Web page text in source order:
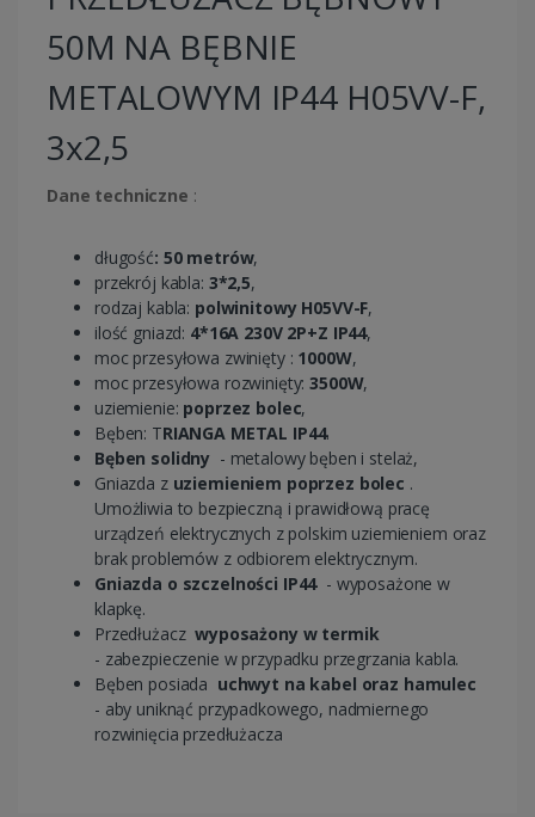
50M NA BĘBNIE
METALOWYM IP44 H05VV-F,
3x2,5
Dane techniczne :
długość: 50 metrów,
przekrój kabla: 3*2,5,
rodzaj kabla: polwinitowy H05VV-F,
ilość gniazd: 4*16A 230V 2P+Z IP44,
moc przesyłowa zwinięty : 1000W,
moc przesyłowa rozwinięty:3500W,
uziemienie: poprzez bolec,
Bęben: TRIANGA METAL IP44.
Bęben solidny - metalowy bęben i stelaż,
Gniazda z uziemieniem poprzez bolec .
Umożliwia to bezpieczną i prawidłową pracę
urządzeń elektrycznych z polskim uziemieniem oraz
brak problemów z odbiorem elektrycznym.
Gniazda o szczelności IP44 - wyposażone w
klapkę.
Przedłużaczwyposażony w termik
- zabezpieczenie w przypadku przegrzania kabla.
Bęben posiada uchwyt na kabel oraz hamulec
- aby uniknąć przypadkowego, nadmiernego
rozwinięcia przedłużacza